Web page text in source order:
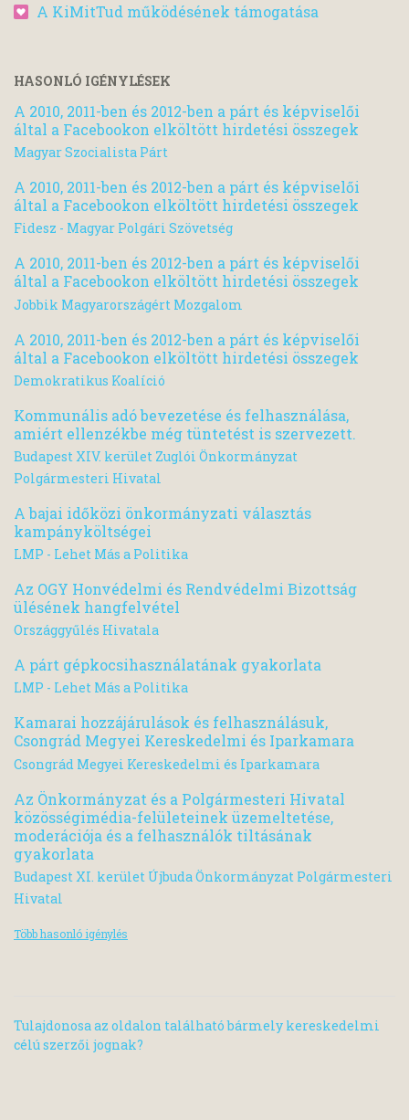
A KiMitTud működésének támogatása
HASONLÓ IGÉNYLÉSEK
A 2010, 2011-ben és 2012-ben a párt és képviselői
által a Facebookon elköltött hirdetési összegek
Magyar Szocialista Párt
A 2010, 2011-ben és 2012-ben a párt és képviselői
által a Facebookon elköltött hirdetési összegek
Fidesz - Magyar Polgári Szövetség
A 2010, 2011-ben és 2012-ben a párt és képviselői
által a Facebookon elköltött hirdetési összegek
Jobbik Magyarországért Mozgalom
A 2010, 2011-ben és 2012-ben a párt és képviselői
által a Facebookon elköltött hirdetési összegek
Demokratikus Koalíció
Kommunális adó bevezetése és felhasználása,
amiért ellenzékbe még tüntetést is szervezett.
Budapest XIV. kerület Zuglói Önkormányzat
Polgármesteri Hivatal
A bajai időközi önkormányzati választás
kampányköltségei
LMP - Lehet Más a Politika
Az OGY Honvédelmi és Rendvédelmi Bizottság
ülésének hangfelvétel
Országgyűlés Hivatala
A párt gépkocsihasználatának gyakorlata
LMP - Lehet Más a Politika
Kamarai hozzájárulások és felhasználásuk,
Csongrád Megyei Kereskedelmi és Iparkamara
Csongrád Megyei Kereskedelmi és Iparkamara
Az Önkormányzat és a Polgármesteri Hivatal
közösségimédia-felületeinek üzemeltetése,
moderációja és a felhasználók tiltásának
gyakorlata
Budapest XI. kerület Újbuda Önkormányzat Polgármesteri
Hivatal
Több hasonló igénylés
Tulajdonosa az oldalon található bármely kereskedelmi
célú szerzői jognak?